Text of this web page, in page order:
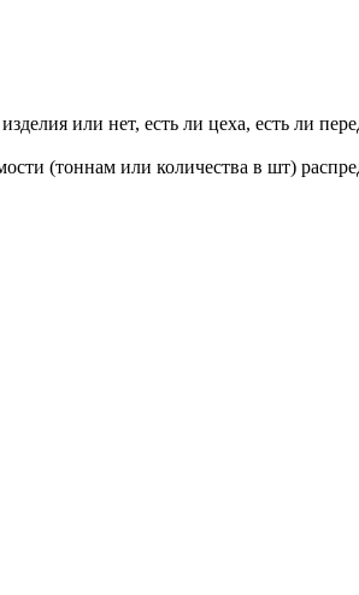
или нет, есть ли цеха, есть ли
(тоннам или количества в шт)